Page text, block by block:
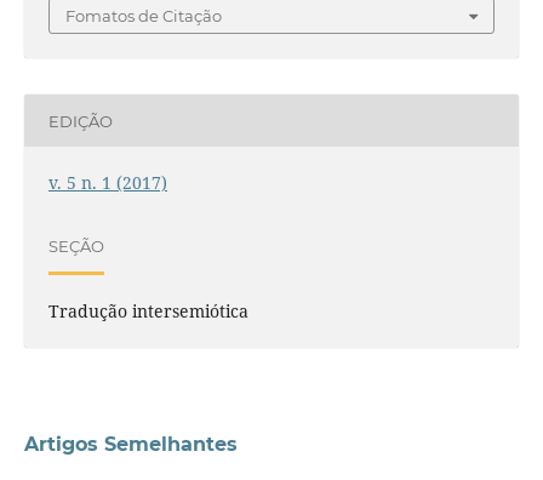
Fomatos de Citação
EDIÇÃO
v. 5 n. 1 (2017)
SEÇÃO
Tradução intersemiótica
Artigos Semelhantes